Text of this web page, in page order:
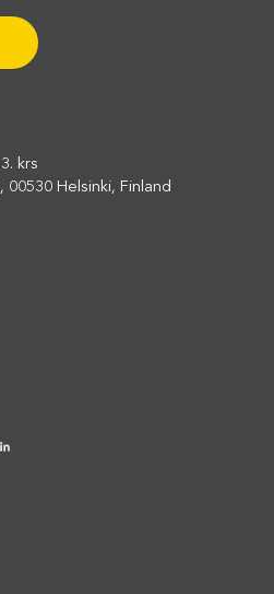
krs
00530 Helsinki, Finland